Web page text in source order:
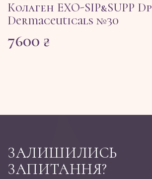
Колаген EXO-SIP&SUPP Dp
Dermaceuticals №30
7600 ₴
ЗАЛИШИЛИСЬ
ЗАПИТАННЯ?